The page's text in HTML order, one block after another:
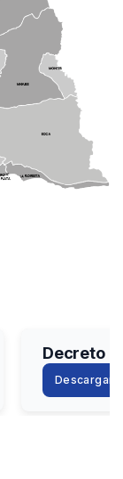
Decreto
Descargar